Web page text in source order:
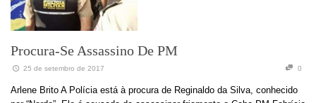
Procura-Se Assassino De PM
25 de setembro de 2017 0
Arlene Brito A Polícia está à procura de Reginaldo da Silva, conhecido